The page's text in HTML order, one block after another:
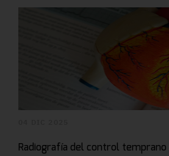
Radiografía del control temprano